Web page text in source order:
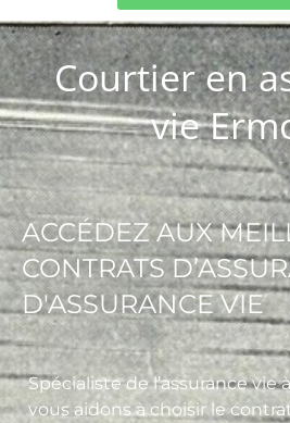
Courtier en
vie
ACCÉDEZ AUX
CONTRATS
D'ASSURANCE VIE
Spécialiste de l’assurance vie
vous aidons à choisir le